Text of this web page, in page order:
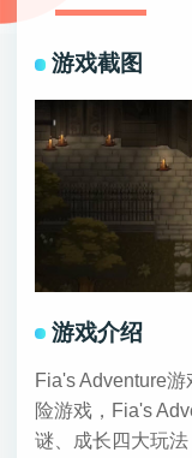
游戏截图
游戏介绍
Fia's Adventure
险游戏，Fia's
谜、成长四大玩